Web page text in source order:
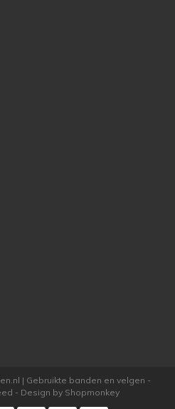
| Gebruikte banden en velgen -
- Design by Shopmonkey